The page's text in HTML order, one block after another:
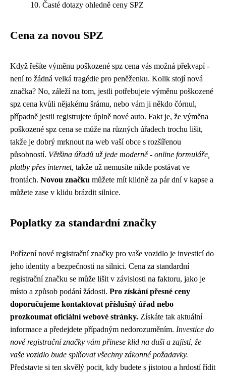
Časté dotazy ohledně ceny SPZ
Cena za novou SPZ
Když řešíte výměnu poškozené spz cena vás možná překvapí -
není to žádná velká tragédie pro peněženku. Kolik stojí nová
značka? No, záleží na tom, jestli potřebujete výměnu poškozené
spz cena kvůli nějakému šrámu, nebo vám ji někdo čórnul,
případně jestli registrujete úplně nové auto. Fakt je, že výměna
poškozené spz cena se může na různých úřadech trochu lišit,
takže je dobrý mrknout na web vaší obce s rozšířenou
působností. Většina úřadů už jede moderně - online formuláře,
platby přes internet, takže už nemusíte nikde postávat ve
frontách. Novou značku můžete mít klidně za pár dní v kapse a
můžete zase v klidu brázdit silnice.
Poplatky za standardní značky
Pořízení nové registrační značky pro vaše vozidlo je investicí do
jeho identity a bezpečnosti na silnici. Cena za standardní
registrační značku se může lišit v závislosti na faktoru, jako je
místo a způsob podání žádosti. Pro získání přesné ceny
doporučujeme kontaktovat příslušný úřad nebo
prozkoumat oficiální webové stránky. Získáte tak aktuální
informace a předejdete případným nedorozuměním. Investice do
nové registrační značky vám přinese klid na duši a zajistí, že
vaše vozidlo bude splňovat všechny zákonné požadavky.
Představte si ten skvělý pocit, kdy budete s jistotou a hrdostí řídit